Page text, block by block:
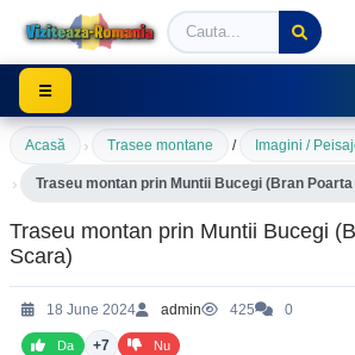
Viziteaza Romania | Obiective
☰
Acasă › Trasee montane / Imagini /
› Traseu montan prin Muntii Bucegi (Bran Poarta
Traseu montan prin Muntii Bucegi
Scara)
18 June 2024 admin 425 0
Da +7 Nu